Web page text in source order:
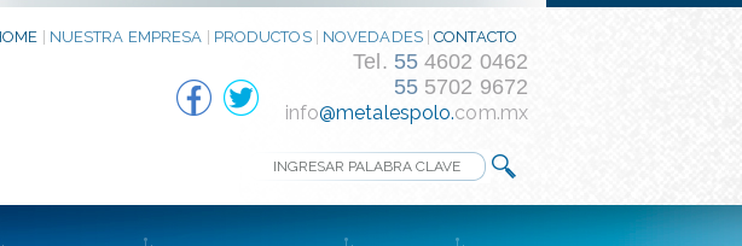
NUESTRA EMPRESA PRODUCTOS NOVEDADES CONTACTO
Tel. 55 4602 0462
55 5702 9672
info@metalespolo.com.mx